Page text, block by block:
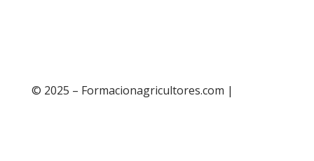
© 2025 – Formacionagricultores.com |